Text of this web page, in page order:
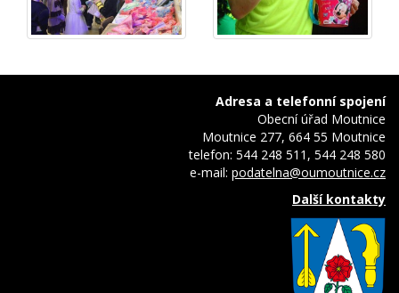
Adresa a telefonní spojení
Obecní úřad Moutnice
Moutnice 277, 664 55 Moutnice
telefon: 544 248 511, 544 248 580
e-mail: podatelna@oumoutnice.cz
Další kontakty